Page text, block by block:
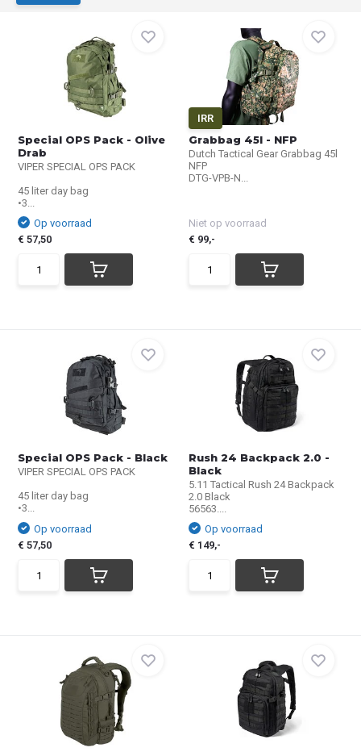
Special OPS Pack - Olive
Drab
VIPER SPECIAL OPS PACK
45 liter day bag
•3...
Op voorraad
€ 57,50
IRR
Grabbag 45l - NFP
Dutch Tactical Gear Grabbag 45l
NFP
DTG-VPB-N...
Niet op voorraad
€ 99,-
Special OPS Pack - Black
VIPER SPECIAL OPS PACK
45 liter day bag
•3...
Op voorraad
€ 57,50
Rush 24 Backpack 2.0 -
Black
5.11 Tactical Rush 24 Backpack
2.0 Black
56563....
Op voorraad
€ 149,-